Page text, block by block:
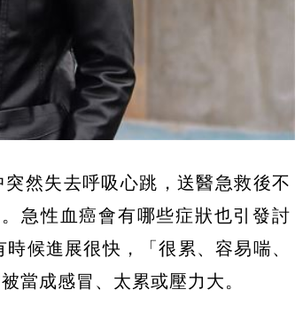
然失去呼吸心跳，送醫急救後不
急性血癌會有哪些症狀也引發討
候進展很快，「很累、容易喘、
當成感冒、太累或壓力大。